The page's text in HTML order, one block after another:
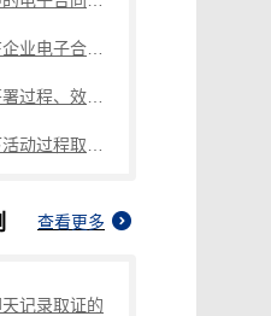
查看更多
记录取证的